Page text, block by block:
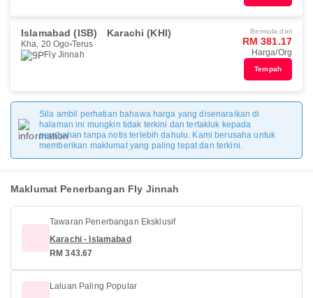
Islamabad (ISB) Karachi (KHI)
Kha, 20 Ogo Terus
Fly Jinnah
Bermula dari
RM 381.17
Harga/Org
Tempah
Sila ambil perhatian bahawa harga yang disenaraikan di
halaman ini mungkin tidak terkini dan tertakluk kepada
perubahan tanpa notis terlebih dahulu. Kami berusaha untuk
memberikan maklumat yang paling tepat dan terkini.
Maklumat Penerbangan Fly Jinnah
Tawaran Penerbangan Eksklusif
Karachi - Islamabad
RM 343.67
Laluan Paling Popular